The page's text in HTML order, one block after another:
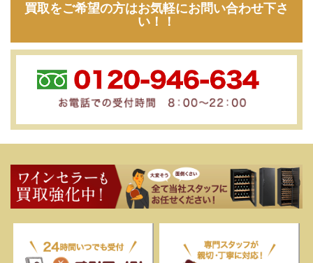
買取をご希望の方はお気軽にお問い合わせ下さ
い！！